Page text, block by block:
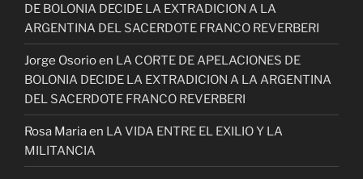
DE BOLONIA DECIDE LA EXTRADICION A LA
ARGENTINA DEL SACERDOTE FRANCO REVERBERI
Jorge Osorioen LA CORTE DE APELACIONES DE
BOLONIA DECIDE LA EXTRADICION A LA ARGENTINA
DEL SACERDOTE FRANCO REVERBERI
Rosa Mariaen LA VIDA ENTRE EL EXILIO Y LA
MILITANCIA